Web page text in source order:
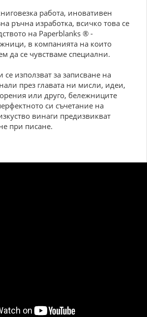
работа, иновативен
ръчна изработка, всичко това се
на Paperblanks ® -
в компанията на които
да се чувстваме специални.
използват за записване на
през главата ни мисли, идеи,
или друго, бележниците
си съчетание на
винаги предизвикват
при писане.